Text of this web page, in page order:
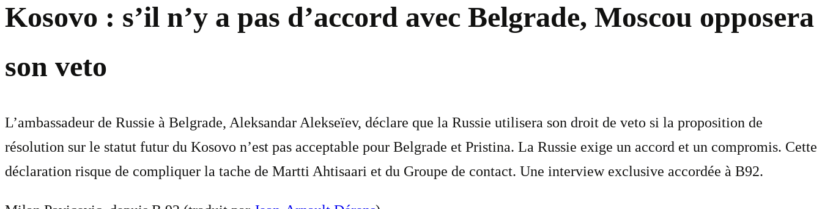
Kosovo : s’il n’y a pas d’accord avec Belgrade, Moscou opposera
son veto
L’ambassadeur de Russie à Belgrade, Aleksandar Alekseïev, déclare que la Russie utilisera son droit de veto si la proposition de
résolution sur le statut futur du Kosovo n’est pas acceptable pour Belgrade et Pristina. La Russie exige un accord et un compromis. Cette
déclaration risque de compliquer la tache de Martti Ahtisaari et du Groupe de contact. Une interview exclusive accordée à B92.